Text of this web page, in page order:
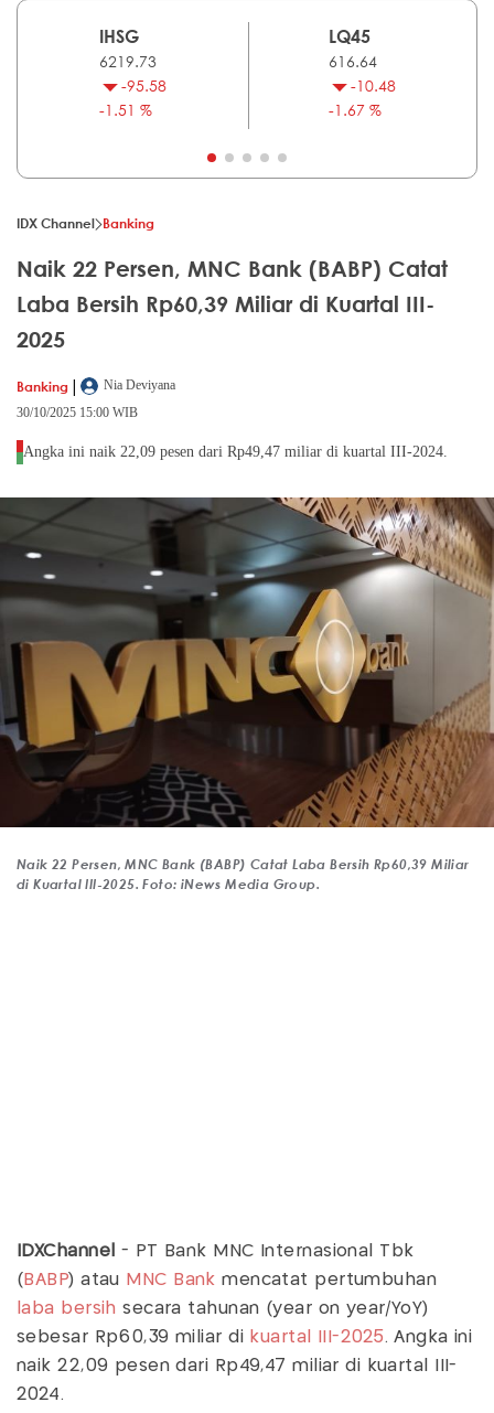
IHSG
6219.73
-95.58
-1.51 %
LQ45
616.64
-10.48
-1.67 %
IDX Channel Banking
Naik 22 Persen, MNC Bank (BABP) Catat
Laba Bersih Rp60,39 Miliar di Kuartal III-
2025
Banking |
Nia Deviyana
30/10/2025 15:00 WIB
Angka ini naik 22,09 pesen dari Rp49,47 miliar di kuartal III-2024.
Naik 22 Persen, MNC Bank (BABP) Catat Laba Bersih Rp60,39 Miliar
di Kuartal III-2025. Foto: iNews Media Group.
IDXChannel
- PT Bank MNC Internasional Tbk
( BABP) atau MNC Bank mencatat pertumbuhan
laba bersih secara tahunan (year on year/YoY)
sebesar Rp60,39 miliar di kuartal III-2025 . Angka ini
naik 22,09 pesen dari Rp49,47 miliar di kuartal III-
2024.